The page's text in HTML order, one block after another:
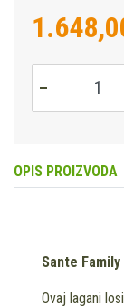
OPIS PROIZVODA
Sante
Ovaj lagani